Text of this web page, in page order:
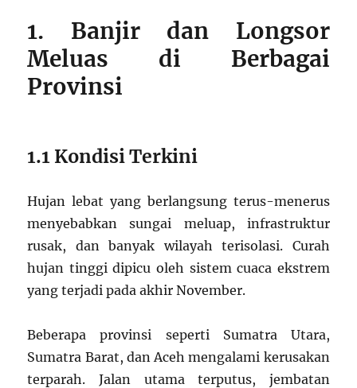
1. Banjir dan Longsor
Meluas di Berbagai
Provinsi
1.1 Kondisi Terkini
Hujan lebat yang berlangsung terus-menerus
menyebabkan sungai meluap, infrastruktur
rusak, dan banyak wilayah terisolasi. Curah
hujan tinggi dipicu oleh sistem cuaca ekstrem
yang terjadi pada akhir November.
Beberapa provinsi seperti Sumatra Utara,
Sumatra Barat, dan Aceh mengalami kerusakan
terparah. Jalan utama terputus, jembatan